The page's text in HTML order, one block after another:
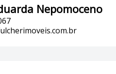
Nepomoceno